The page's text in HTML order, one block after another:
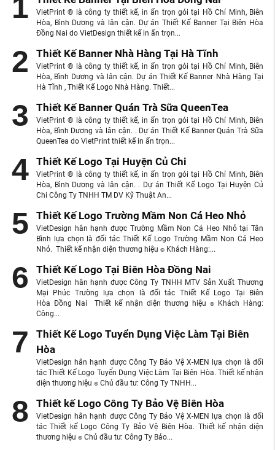
VietPrint ® là công ty thiết kế, in ấn trọn gói tại Hồ Chí Minh, Biên
Hòa, Bình Dương và lân cận. Dự án Thiết Kế Banner Tại Biên Hòa
Đồng Nai do VietDesign thiết kế in ấn trọn...
Thiết Kế Banner Nhà Hàng Tại Hà Tĩnh
VietPrint ® là công ty thiết kế, in ấn trọn gói tại Hồ Chí Minh, Biên
Hòa, Bình Dương và lân cận. Dự án Thiết Kế Banner Nhà Hàng Tại
Hà Tĩnh , Thiết Kế Logo Nhà Hàng. Thiết...
Thiết Kế Banner Quán Trà Sữa QueenTea
VietPrint ® là công ty thiết kế, in ấn trọn gói tại Hồ Chí Minh, Biên
Hòa, Bình Dương và lân cận. . Dự án Thiết Kế Banner Quán Trà Sữa
QueenTea do VietPrint thiết kế in ấn trọn...
Thiết Kế Logo Tại Huyện Củ Chi
VietPrint ® là công ty thiết kế, in ấn trọn gói tại Hồ Chí Minh, Biên
Hòa, Bình Dương và lân cận. . Dự án Thiết Kế Logo Tại Huyện Củ
Chi Công Ty TNHH TM DV Kỹ Thuật An...
Thiết Kế Logo Trường Mầm Non Cá Heo Nhỏ
VietDesign hân hạnh được Trường Mầm Non Cá Heo Nhỏ tại Tân
Bình lựa chọn là đối tác Thiết Kế Logo Trường Mầm Non Cá Heo
Nhỏ. Thiết kế nhận diện thương hiệu ๏ Khách Hàng:...
Thiết Kế Logo Tại Biên Hòa Đồng Nai
VietDesign hân hạnh được Công Ty TNHH MTV Sản Xuất Thương
Mại Phúc Trường lựa chọn là đối tác Thiết Kế Logo Tại Biên
Hòa Đồng Nai Thiết kế nhận diện thương hiệu ๏ Khách Hàng:
Công...
Thiết Kế Logo Tuyển Dụng Việc Làm Tại Biên
Hòa
VietDesign hân hạnh được Công Ty Bảo Vệ X-MEN lựa chọn là đối
tác Thiết Kế Logo Tuyển Dụng Việc Làm Tại Biên Hòa. Thiết kế nhận
diện thương hiệu ๏ Chủ đầu tư: Công Ty TNHH...
Thiết kế Logo Công Ty Bảo Vệ Biên Hòa
VietDesign hân hạnh được Công Ty Bảo Vệ X-MEN lựa chọn là đối
tác Thiết kế Logo Công Ty Bảo Vệ Biên Hòa. Thiết kế nhận diện
thương hiệu ๏ Chủ đầu tư: Công Ty Bảo...